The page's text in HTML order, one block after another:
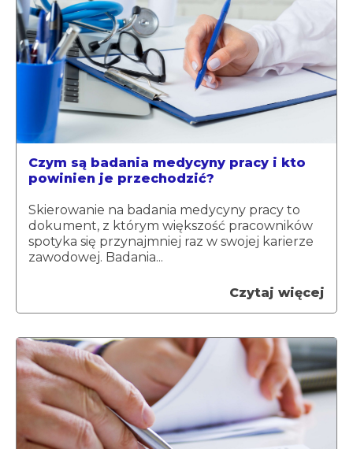
Czym są badania medycyny pracy i kto
powinien je przechodzić?
Skierowanie na badania medycyny pracy to
dokument, z którym większość pracowników
spotyka się przynajmniej raz w swojej karierze
zawodowej. Badania...
Czytaj więcej